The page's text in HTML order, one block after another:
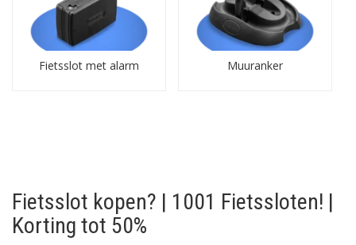
Fietsslot met alarm Muuranker
Fietsslot kopen? | 1001 Fietssloten! |
Korting tot 50%